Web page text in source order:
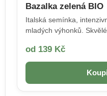
Bazalka zelená BIO
Italská semínka,
mladých výhonků.
od 139 Kč